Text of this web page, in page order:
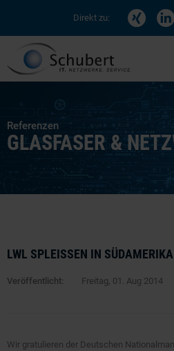
Direkt zu:
Referenzen
GLASFASER &
LWL SPLEISSEN IN
Veröffentlicht: Freitag, 01. Aug 2014
Wir gratulieren der Deutschen